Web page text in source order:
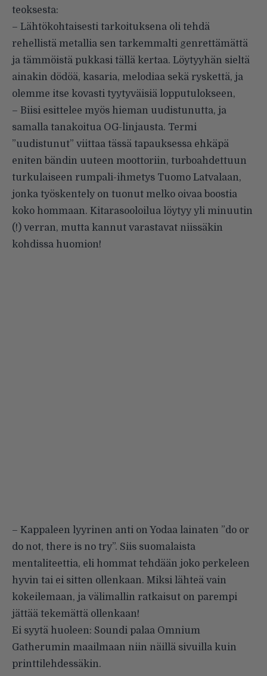
teoksesta:
– Lähtökohtaisesti tarkoituksena oli tehdä
rehellistä metallia sen tarkemmalti genrettämättä
ja tämmöistä pukkasi tällä kertaa. Löytyyhän sieltä
ainakin dödöä, kasaria, melodiaa sekä ryskettä, ja
olemme itse kovasti tyytyväisiä lopputulokseen,
– Biisi esittelee myös hieman uudistunutta, ja
samalla tanakoitua OG-linjausta. Termi
”uudistunut” viittaa tässä tapauksessa ehkäpä
eniten bändin uuteen moottoriin, turboahdettuun
turkulaiseen rumpali-ihmetys Tuomo Latvalaan,
jonka työskentely on tuonut melko oivaa boostia
koko hommaan. Kitarasooloilua löytyy yli minuutin
(!) verran, mutta kannut varastavat niissäkin
kohdissa huomion!
– Kappaleen lyyrinen anti on Yodaa lainaten ”do or
do not, there is no try”. Siis suomalaista
mentaliteettia, eli hommat tehdään joko perkeleen
hyvin tai ei sitten ollenkaan. Miksi lähteä vain
kokeilemaan, ja välimallin ratkaisut on parempi
jättää tekemättä ollenkaan!
Ei syytä huoleen: Soundi palaa Omnium
Gatherumin maailmaan niin näillä sivuilla kuin
printtilehdessäkin.